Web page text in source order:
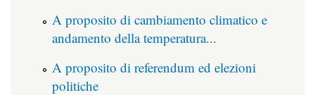
A proposito di cambiamento climatico e
andamento della temperatura...
A proposito di referendum ed elezioni
politiche